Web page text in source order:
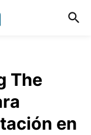
The
en